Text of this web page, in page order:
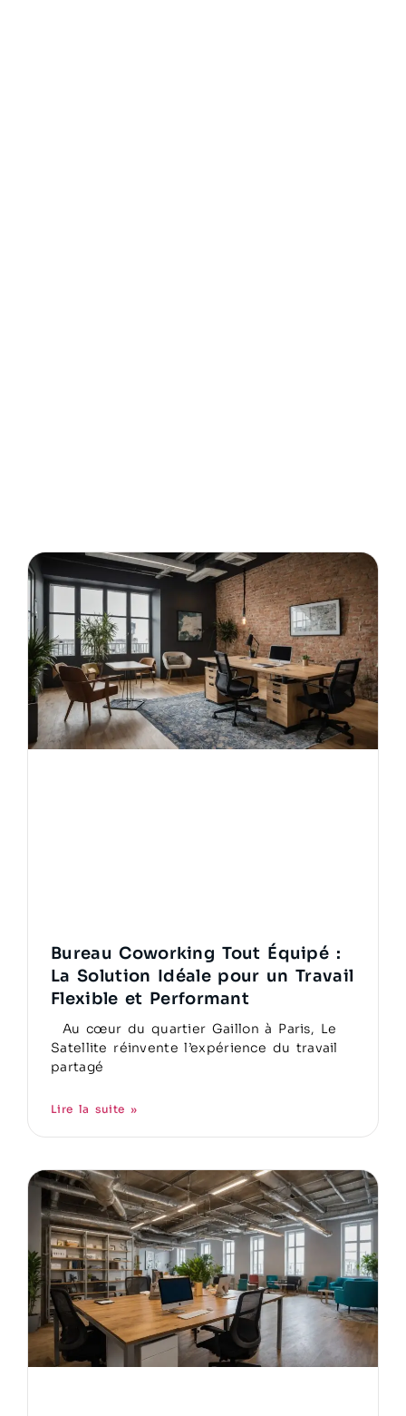
Bureau Coworking Tout Équipé :
La Solution Idéale pour un Travail
Flexible et Performant
Au cœur du quartier Gaillon à Paris, Le
Satellite réinvente l’expérience du travail
partagé
Lire la suite »